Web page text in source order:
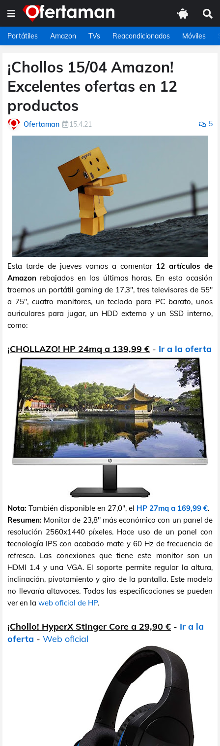
Portátiles Amazon TVs Reacondicionados Móviles
¡Chollos 15/04 Amazon!
Excelentes ofertas en 12
productos
Ofertaman 15.4.21 5
Esta tarde de jueves vamos a comentar 12 artículos de
Amazon rebajados en las últimas horas. En esta ocasión
traemos un portátil gaming de 17,3", tres televisores de 55"
a 75", cuatro monitores, un teclado para PC barato, unos
auriculares para jugar, un HDD externo y un SSD interno,
como:
¡CHOLLAZO! HP 24mq a 139,99 € - Ir a la oferta
Nota: También disponible en 27,0", el HP 27mq a 169,99 €.
Resumen: Monitor de 23,8" más económico con un panel de
resolución 2560x1440 píxeles. Hace uso de un panel con
tecnología IPS con acabado mate y 60 Hz de frecuencia de
refresco. Las conexiones que tiene este monitor son un
HDMI 1.4 y una VGA. El soporte permite regular la altura,
inclinación, pivotamiento y giro de la pantalla. Este modelo
no llevaría altavoces. Todas las especificaciones se pueden
ver en la web oficial de HP.
¡Chollo! HyperX Stinger Core a 29,90 € - Ir a la
oferta - Web oficial